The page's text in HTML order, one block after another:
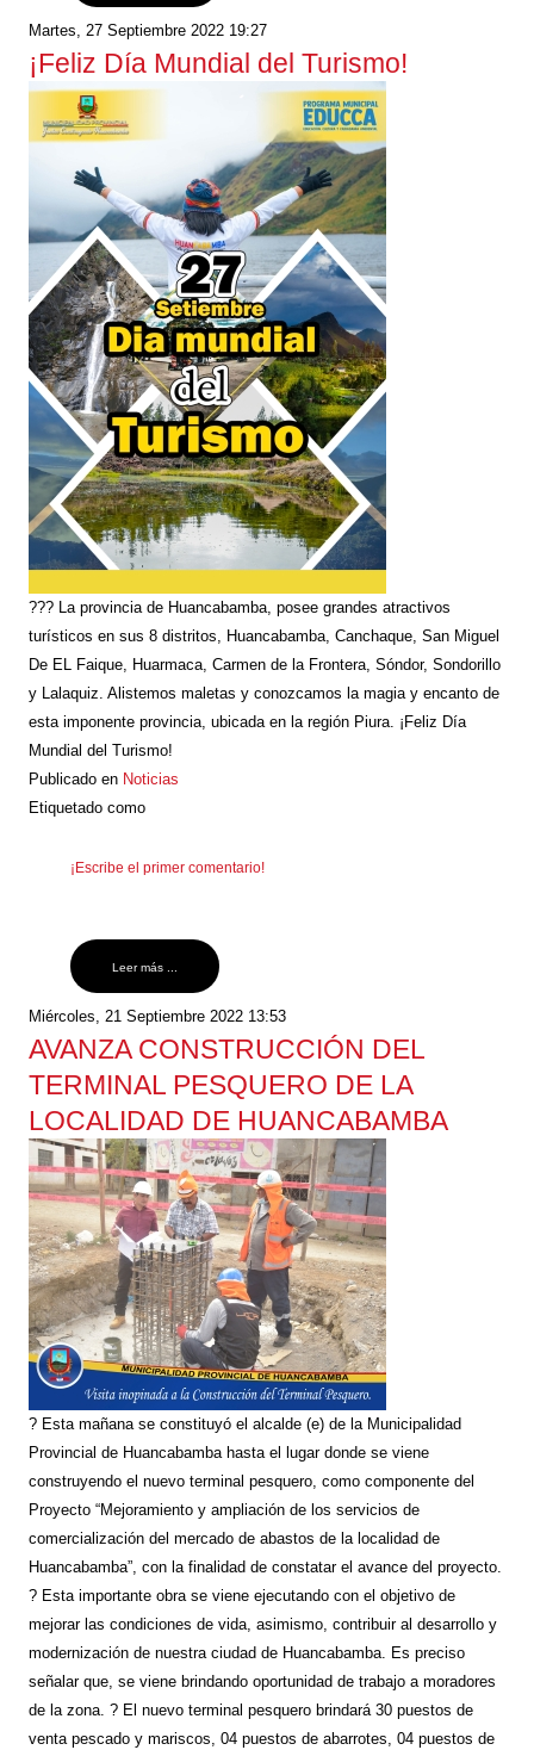
Martes, 27 Septiembre 2022 19:27
¡Feliz Día Mundial del Turismo!
??? La provincia de Huancabamba, posee grandes atractivos
turísticos en sus 8 distritos, Huancabamba, Canchaque, San Miguel
De EL Faique, Huarmaca, Carmen de la Frontera, Sóndor, Sondorillo
y Lalaquiz. Alistemos maletas y conozcamos la magia y encanto de
esta imponente provincia, ubicada en la región Piura. ¡Feliz Día
Mundial del Turismo!
Publicado en Noticias
Etiquetado como
¡Escribe el primer comentario!
Leer más ...
Miércoles, 21 Septiembre 2022 13:53
AVANZA CONSTRUCCIÓN DEL
TERMINAL PESQUERO DE LA
LOCALIDAD DE HUANCABAMBA
? Esta mañana se constituyó el alcalde (e) de la Municipalidad
Provincial de Huancabamba hasta el lugar donde se viene
construyendo el nuevo terminal pesquero, como componente del
Proyecto “Mejoramiento y ampliación de los servicios de
comercialización del mercado de abastos de la localidad de
Huancabamba”, con la finalidad de constatar el avance del proyecto.
? Esta importante obra se viene ejecutando con el objetivo de
mejorar las condiciones de vida, asimismo, contribuir al desarrollo y
modernización de nuestra ciudad de Huancabamba. Es preciso
señalar que, se viene brindando oportunidad de trabajo a moradores
de la zona. ? El nuevo terminal pesquero brindará 30 puestos de
venta pescado y mariscos, 04 puestos de abarrotes, 04 puestos de